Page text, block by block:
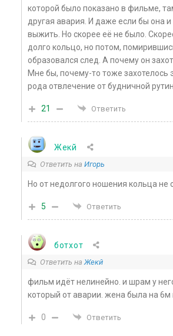
которой было показано в фильме,
другая авария. И даже если бы она
выжить. Но скорее её не было.
долго кольцо, но потом,
образовался след. А почему он
Мне бы, почему-то тоже захотелось
рода отвлечение от будничной
21 Ответить
Жекй
Ответить на Игорь
Но от недолгого ношения кольца не
5 Ответить
ботхот
Ответить наЖекй
фильм идёт нелинейно. и шрам у
который от аварии. жена была на 6м
0 Ответить